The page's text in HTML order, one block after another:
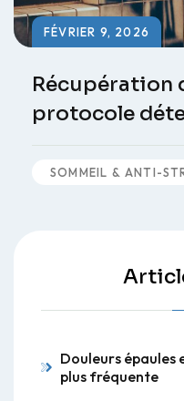
FÉVRIER 9, 2026
Récupération
protocole
SOMMEIL & ANTI-
Douleurs épaules
plus fréquente